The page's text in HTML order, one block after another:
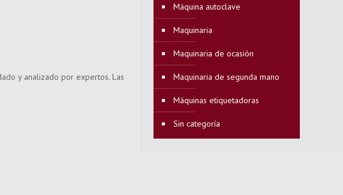
y analizado por expertos. Las
Máquina autoclave
Maquinaria
Maquinaria de ocasión
Maquinaria de segunda mano
Máquinas etiquetadoras
Sin categoría